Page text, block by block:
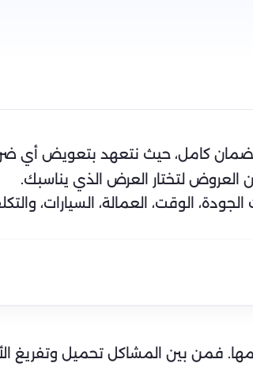
كامل، حيث نتعهد بتعويض أي
العروض لتختار العرض الذي يناسبك.
الوقت، العمالة، السيارات،
فمن بين المشاكل تحميل وتفريغ